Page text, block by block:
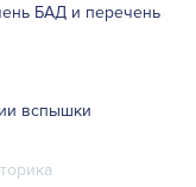
БАД и перечень
вспышки